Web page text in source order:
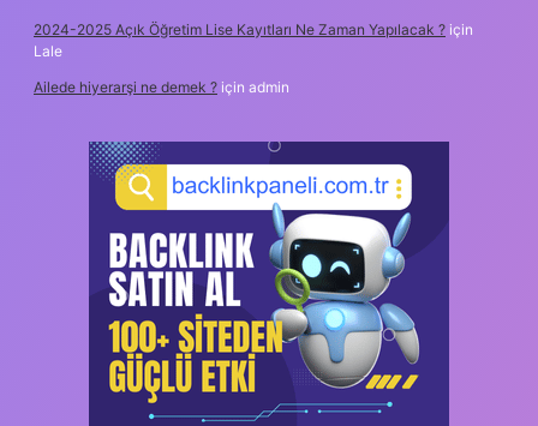
2024-2025 Açık Öğretim Lise Kayıtları Ne Zaman Yapılacak ? için
Lale
Ailede hiyerarşi ne demek ? için admin